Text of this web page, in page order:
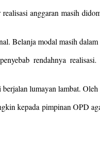
anggaran masih
Belanja modal masih
rendahnya
lumayan lambat.
kepada pimpinan OPD